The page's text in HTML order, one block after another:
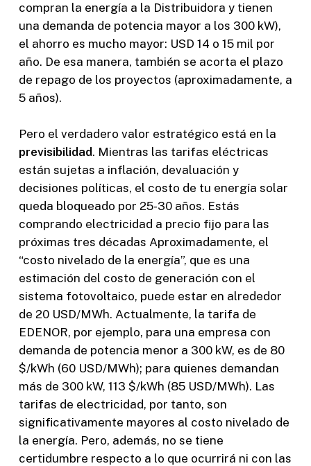
compran la energía a la Distribuidora y tienen
una demanda de potencia mayor a los 300 kW),
el ahorro es mucho mayor: USD 14 o 15 mil por
año. De esa manera, también se acorta el plazo
de repago de los proyectos (aproximadamente, a
5 años).
Pero el verdadero valor estratégico está en la
previsibilidad. Mientras las tarifas eléctricas
están sujetas a inflación, devaluación y
decisiones políticas, el costo de tu energía solar
queda bloqueado por 25-30 años. Estás
comprando electricidad a precio fijo para las
próximas tres décadas Aproximadamente, el
“costo nivelado de la energía”, que es una
estimación del costo de generación con el
sistema fotovoltaico, puede estar en alrededor
de 20 USD/MWh. Actualmente, la tarifa de
EDENOR, por ejemplo, para una empresa con
demanda de potencia menor a 300 kW, es de 80
$/kWh (60 USD/MWh); para quienes demandan
más de 300 kW, 113 $/kWh (85 USD/MWh). Las
tarifas de electricidad, por tanto, son
significativamente mayores al costo nivelado de
la energía. Pero, además, no se tiene
certidumbre respecto a lo que ocurrirá ni con las